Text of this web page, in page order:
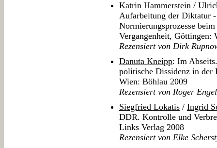
Katrin Hammerstein /
Aufarbeitung der Diktatur
Normierungsprozesse
Vergangenheit, Göttingen:
Rezensiert von Dirk
Danuta Kneipp: Im
politische Dissidenz in
Wien: Böhlau 2009
Rezensiert von Roger
Siegfried Lokatis / Ingrid
DDR. Kontrolle und
Links Verlag 2008
Rezensiert von Elke